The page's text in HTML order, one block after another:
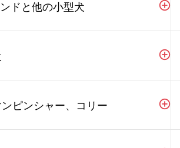
ドと他の小型犬
ピンシャー、コリー